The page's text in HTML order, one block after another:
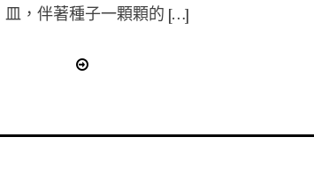
皿，伴著種子一顆顆的 […]